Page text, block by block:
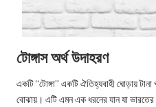
টোঙ্গাস অর্থ উদাহরণ
একটি “টোঙ্গা” একটি ঐতিহ্যবাহী ঘোড়ায়
বোঝায়। এটি এমন এক ধরনের যান যা